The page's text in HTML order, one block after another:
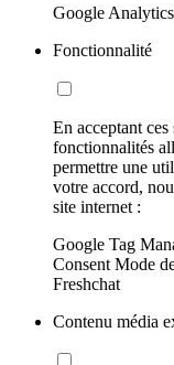
Google
Fonctionnalité
En acceptant
fonctionnalités
permettre une
votre accord,
site internet :
Google Tag
Consent Mode
Freshchat
Contenu média